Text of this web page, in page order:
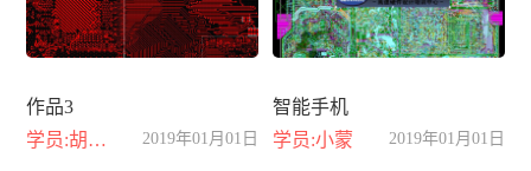
作品3
学员:胡江豪
2019年01月01日
智能手机
学员:小蒙
2019年01月01日